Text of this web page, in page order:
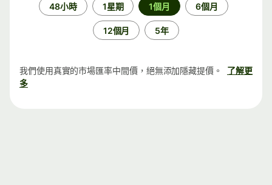
48小時 1星期 1個月 6個月
12個月 5年
我們使用真實的市場匯率中間價，絕無添加隱藏提價。
了解更
多